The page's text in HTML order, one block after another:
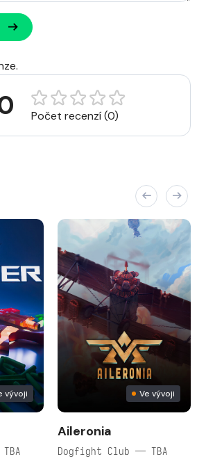
Počet recenzí (0)
vývoji Ve vývoji
Aileronia
Dogfight Club — TBA